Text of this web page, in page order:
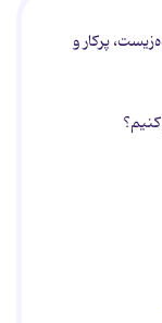
پرکار و